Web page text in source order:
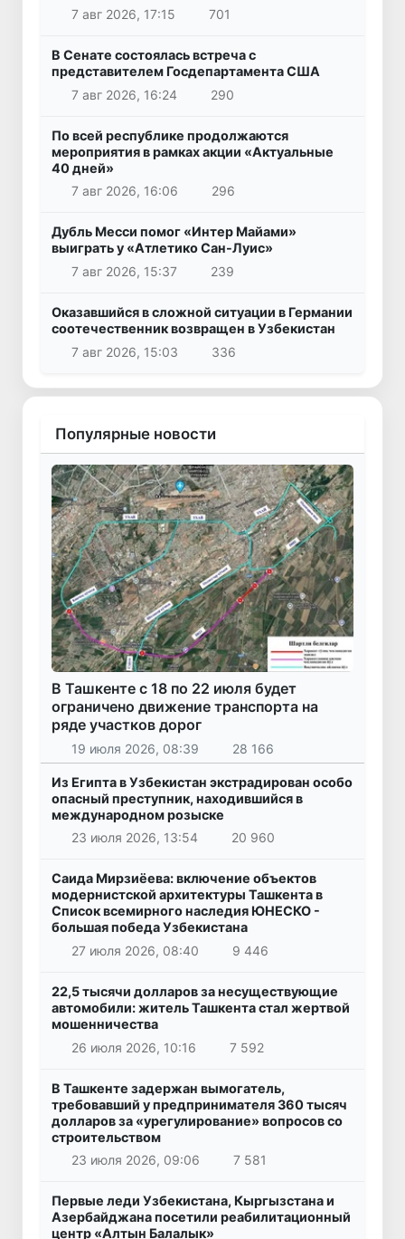
7 авг 2026, 17:15
701
В Сенате состоялась встреча с
представителем Госдепартамента США
7 авг 2026, 16:24
290
По всей республике продолжаются
мероприятия в рамках акции «Актуальные
40 дней»
7 авг 2026, 16:06
296
Дубль Месси помог «Интер Майами»
выиграть у «Атлетико Сан-Луис»
7 авг 2026, 15:37
239
Оказавшийся в сложной ситуации в Германии
соотечественник возвращен в Узбекистан
7 авг 2026, 15:03
336
Популярные новости
В Ташкенте с 18 по 22 июля будет
ограничено движение транспорта на
ряде участков дорог
19 июля 2026, 08:39 28 166
Из Египта в Узбекистан экстрадирован особо
опасный преступник, находившийся в
международном розыске
23 июля 2026, 13:54
20 960
Саида Мирзиёева: включение объектов
модернистской архитектуры Ташкента в
Список всемирного наследия ЮНЕСКО -
большая победа Узбекистана
27 июля 2026, 08:40
9 446
22,5 тысячи долларов за несуществующие
автомобили: житель Ташкента стал жертвой
мошенничества
26 июля 2026, 10:16
7 592
В Ташкенте задержан вымогатель,
требовавший у предпринимателя 360 тысяч
долларов за «урегулирование» вопросов со
строительством
23 июля 2026, 09:06
7 581
Первые леди Узбекистана, Кыргызстана и
Азербайджана посетили реабилитационный
центр «Алтын Балалык»